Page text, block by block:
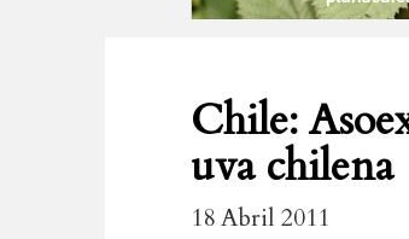
Chile:
uva chilena
18 Abril 2011